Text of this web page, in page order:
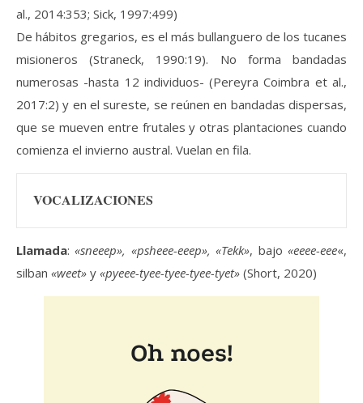
al., 2014:353; Sick, 1997:499)
De hábitos gregarios, es el más bullanguero de los tucanes
misioneros (Straneck, 1990:19). No forma bandadas
numerosas -hasta 12 individuos- (Pereyra Coimbra et al.,
2017:2) y en el sureste, se reúnen en bandadas dispersas,
que se mueven entre frutales y otras plantaciones cuando
comienza el invierno austral. Vuelan en fila.
VOCALIZACIONES
Llamada:«sneeep», «psheee-eeep», «Tekk», bajo«eeee-eee«,
silban «weet» y «pyeee-tyee-tyee-tyee-tyet» (Short, 2020)